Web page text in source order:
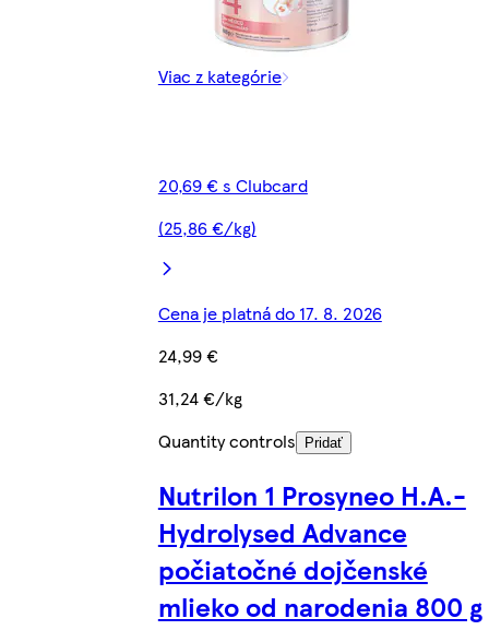
Viac z kategórie
20,69 € s Clubcard
(25,86 €/kg)
Cena je platná do 17. 8. 2026
24,99 €
31,24 €/kg
Quantity controls
Pridať
Nutrilon 1 Prosyneo H.A.-
Hydrolysed Advance
počiatočné dojčenské
mlieko od narodenia 800 g